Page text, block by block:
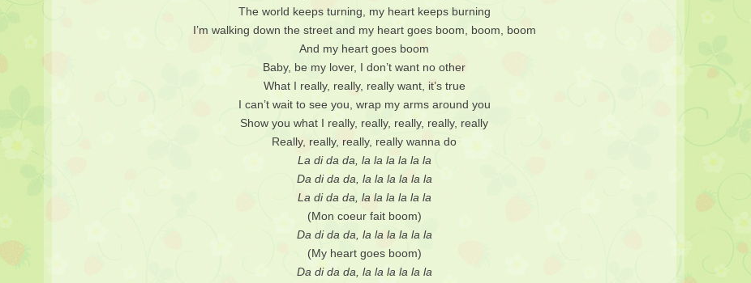
The world keeps turning, my heart keeps burning
I’m walking down the street and my heart goes boom, boom, boom
And my heart goes boom
Baby, be my lover, I don’t want no other
What I really, really, really want, it’s true
I can’t wait to see you, wrap my arms around you
Show you what I really, really, really, really, really
Really, really, really, really wanna do
La di da da, la la la la la la
Da di da da, la la la la la la
La di da da, la la la la la la
(Mon coeur fait boom)
Da di da da, la la la la la la
(My heart goes boom)
Da di da da, la la la la la la